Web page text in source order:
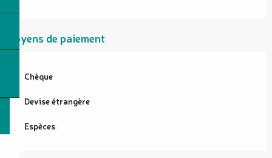
Moyens de paiement
Chèque
Devise étrangère
Espèces